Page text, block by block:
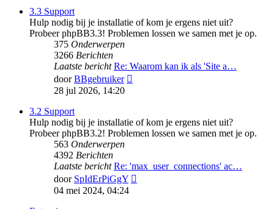
3.3 Support
Hulp nodig bij je installatie of kom je ergens niet uit?
Probeer phpBB3.3! Problemen lossen we samen met je op.
375 Onderwerpen
3266 Berichten
Laatste bericht Re: Waarom kan ik als 'Site a…
doorBBgebruiker
28 jul 2026, 14:20
3.2 Support
Hulp nodig bij je installatie of kom je ergens niet uit?
Probeer phpBB3.2! Problemen lossen we samen met je op.
563 Onderwerpen
4392 Berichten
Laatste bericht Re: 'max_user_connections' ac…
door SpIdErPiGgY
04 mei 2024, 04:24